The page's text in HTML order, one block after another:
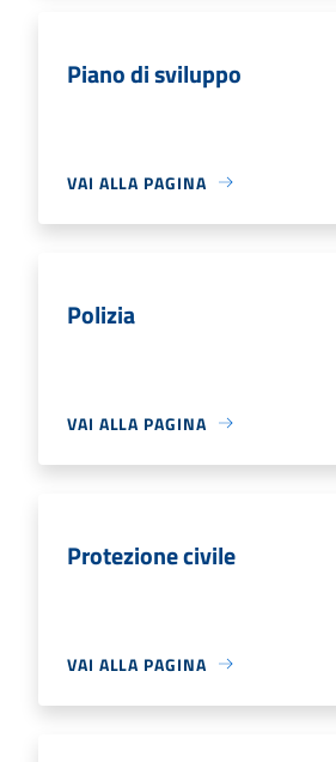
Piano di sviluppo
VAI ALLA PAGINA
Polizia
VAI ALLA PAGINA
Protezione civile
VAI ALLA PAGINA